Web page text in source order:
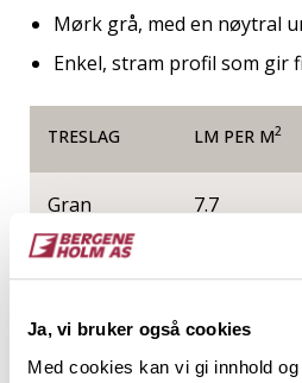
Ja, vi bruker også cookies
Med cookies kan vi gi innhold
Mørk grå, med en nøytral
Enkel, stram profil som gir
TRESLAG LM PER M2
Gran 7.7
60075688